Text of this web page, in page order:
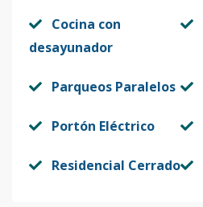
Cocina con
desayunador
Parqueos Paralelos
Portón Eléctrico
Residencial Cerrado